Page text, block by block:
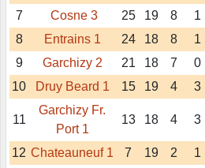
7
Cosne 3 25 19 8 1
8
Entrains 1 24 18 8 1
9
Garchizy 2 21 18 7 0
10
Druy Beard 1 15 19 4 3
11
Garchizy Fr.
Port 1
13 18 4 3
12 Chateauneuf 1 7 19 2 1